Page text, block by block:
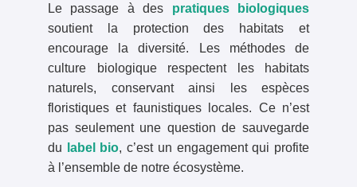
Le passage à des pratiques biologiques
soutient la protection des habitats et
encourage la diversité. Les méthodes de
culture biologique respectent les habitats
naturels, conservant ainsi les espèces
floristiques et faunistiques locales. Ce n’est
pas seulement une question de sauvegarde
du
label bio, c’est un engagement qui profite
à l’ensemble de notre écosystème.